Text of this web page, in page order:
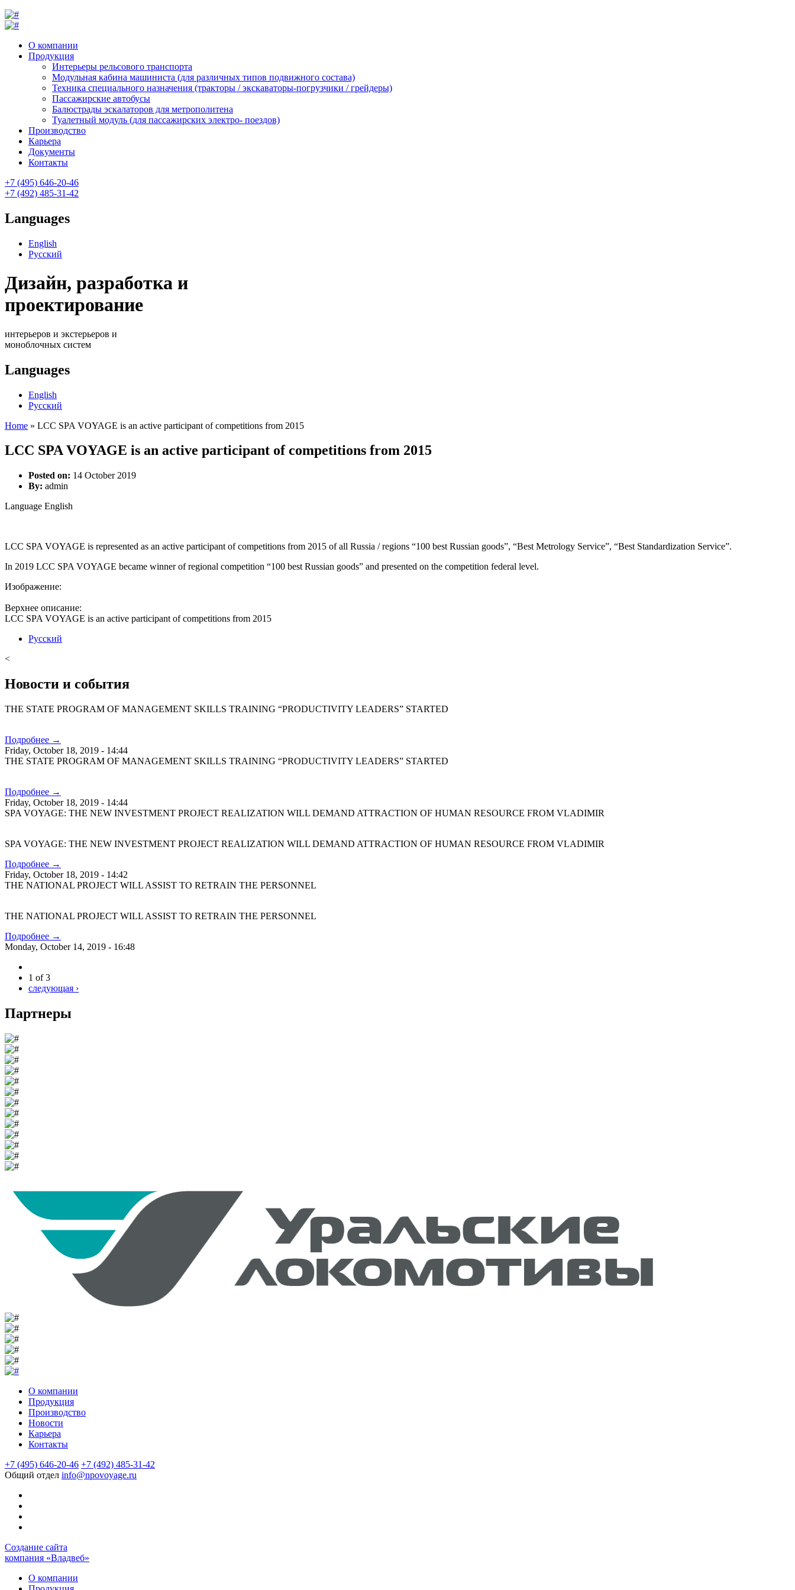
О компании
Продукция
Интерьеры рельсового транспорта
Модульная кабина машиниста (для различных типов подвижного состава)
Техника специального назначения (тракторы / экскаваторы-погрузчики / грейдеры)
Пассажирские автобусы
Балюстрады эскалаторов для метрополитена
Туалетный модуль (для пассажирских электро- поездов)
Производство
Карьера
Документы
Контакты
+7 (495) 646-20-46
+7 (492) 485-31-42
Languages
English
Русский
Дизайн, разработка и
проектирование
интерьеров и экстерьеров и
моноблочных систем
Languages
English
Русский
Home » LCC SPA VOYAGE is an active participant of competitions from 2015
LCC SPA VOYAGE is an active participant of competitions from 2015
Posted on: 14 October 2019
By: admin
Language English
LCC SPA VOYAGE is represented as an active participant of competitions from 2015 of all Russia / regions “100 best Russian goods”, “Best Metrology Service”, “Best Standardization Service”.
In 2019 LCC SPA VOYAGE became winner of regional competition “100 best Russian goods” and presented on the competition federal level.
Изображение:
Верхнее описание:
LCC SPA VOYAGE is an active participant of competitions from 2015
Русский
<
Новости и события
THE STATE PROGRAM OF MANAGEMENT SKILLS TRAINING “PRODUCTIVITY LEADERS” STARTED
Подробнее →
Friday, October 18, 2019 - 14:44
THE STATE PROGRAM OF MANAGEMENT SKILLS TRAINING “PRODUCTIVITY LEADERS” STARTED
Подробнее →
Friday, October 18, 2019 - 14:44
SPA VOYAGE: THE NEW INVESTMENT PROJECT REALIZATION WILL DEMAND ATTRACTION OF HUMAN RESOURCE FROM VLADIMIR
SPA VOYAGE: THE NEW INVESTMENT PROJECT REALIZATION WILL DEMAND ATTRACTION OF HUMAN RESOURCE FROM VLADIMIR
Подробнее →
Friday, October 18, 2019 - 14:42
THE NATIONAL PROJECT WILL ASSIST TO RETRAIN THE PERSONNEL
THE NATIONAL PROJECT WILL ASSIST TO RETRAIN THE PERSONNEL
Подробнее →
Monday, October 14, 2019 - 16:48
1 of 3
следующая ›
Партнеры
О компании
Продукция
Производство
Новости
Карьера
Контакты
+7 (495) 646-20-46 +7 (492) 485-31-42
Общий отдел info@npovoyage.ru
Создание cайта
компания «Владвеб»
О компании